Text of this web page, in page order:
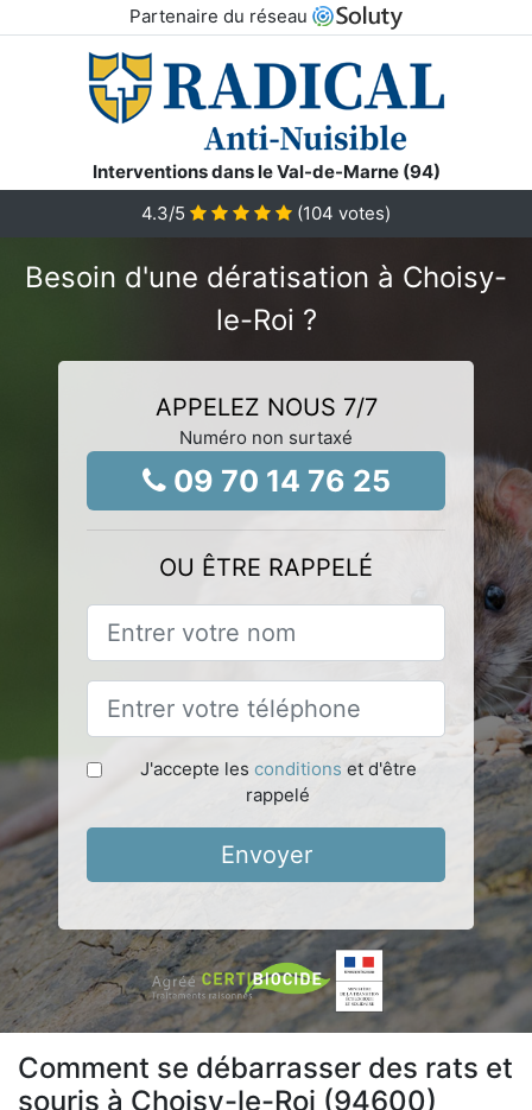
Partenaire du réseau
Interventions dans le Val-de-Marne (94)
4.3/5 (104 votes)
Besoin d'une dératisation à Choisy-
le-Roi ?
APPELEZ NOUS 7/7
Numéro non surtaxé
09 70 14 76 25
OU ÊTRE RAPPELÉ
J'accepte les conditions et d'être
rappelé
Envoyer
Comment se débarrasser des rats et
souris à Choisy-le-Roi (94600)